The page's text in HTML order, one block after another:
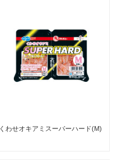
くわせオキアミスーパーハード(M)